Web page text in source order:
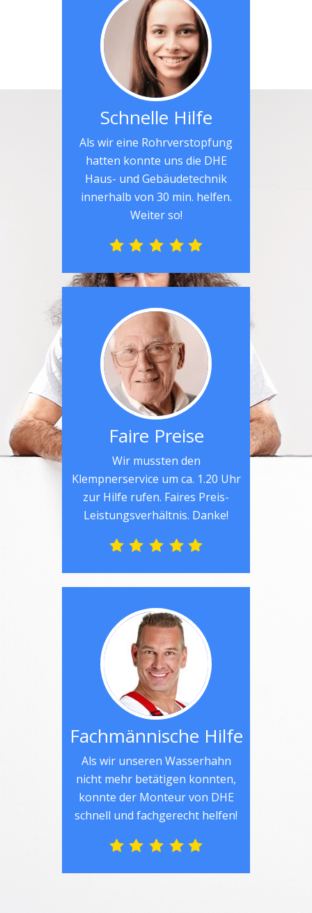
Schnelle Hilfe
Als wir eine Rohrverstopfung
hatten konnte uns die DHE
Haus- und Gebäudetechnik
innerhalb von 30 min. helfen.
Weiter so!
Faire Preise
Wir mussten den
Klempnerservice um ca. 1.20 Uhr
zur Hilfe rufen. Faires Preis-
Leistungsverhältnis. Danke!
Fachmännische Hilfe
Als wir unseren Wasserhahn
nicht mehr betätigen konnten,
konnte der Monteur von DHE
schnell und fachgerecht helfen!